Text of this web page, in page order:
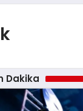
Dakika